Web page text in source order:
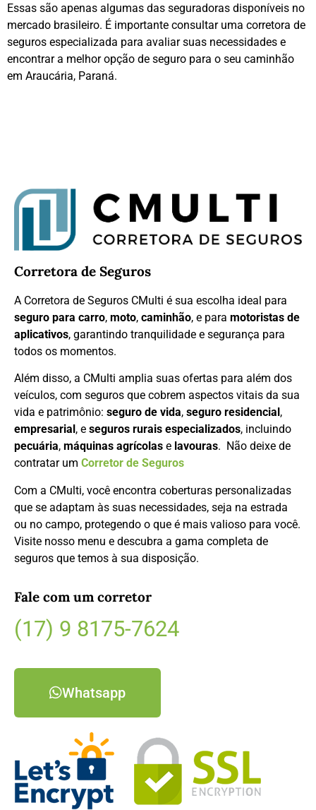
Essas são apenas algumas das seguradoras disponíveis no
mercado brasileiro. É importante consultar uma corretora de
seguros especializada para avaliar suas necessidades e
encontrar a melhor opção de seguro para o seu caminhão
em Araucária, Paraná.
Corretora de Seguros
A Corretora de Seguros CMulti é sua escolha ideal para
seguro para carro, moto, caminhão, e para motoristas de
aplicativos, garantindo tranquilidade e segurança para
todos os momentos.
Além disso, a CMulti amplia suas ofertas para além dos
veículos, com seguros que cobrem aspectos vitais da sua
vida e patrimônio: seguro de vida, seguro residencial ,
empresarial , e seguros rurais especializados, incluindo
pecuária, máquinas agrícolas e lavouras. Não deixe de
contratar um Corretor de Seguros
Com a CMulti, você encontra coberturas personalizadas
que se adaptam às suas necessidades, seja na estrada
ou no campo, protegendo o que é mais valioso para você.
Visite nosso menu e descubra a gama completa de
seguros que temos à sua disposição.
Fale com um corretor
(17) 9 8175-7624
Whatsapp